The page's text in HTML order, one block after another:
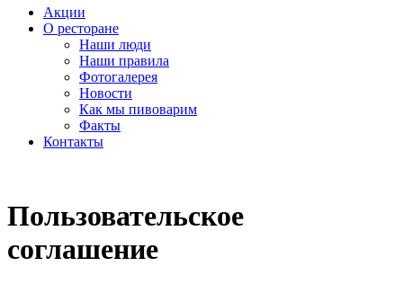
Акции
О ресторане
Наши люди
Наши правила
Фотогалерея
Новости
Как мы пивоварим
Факты
Контакты
Пользовательское
соглашение